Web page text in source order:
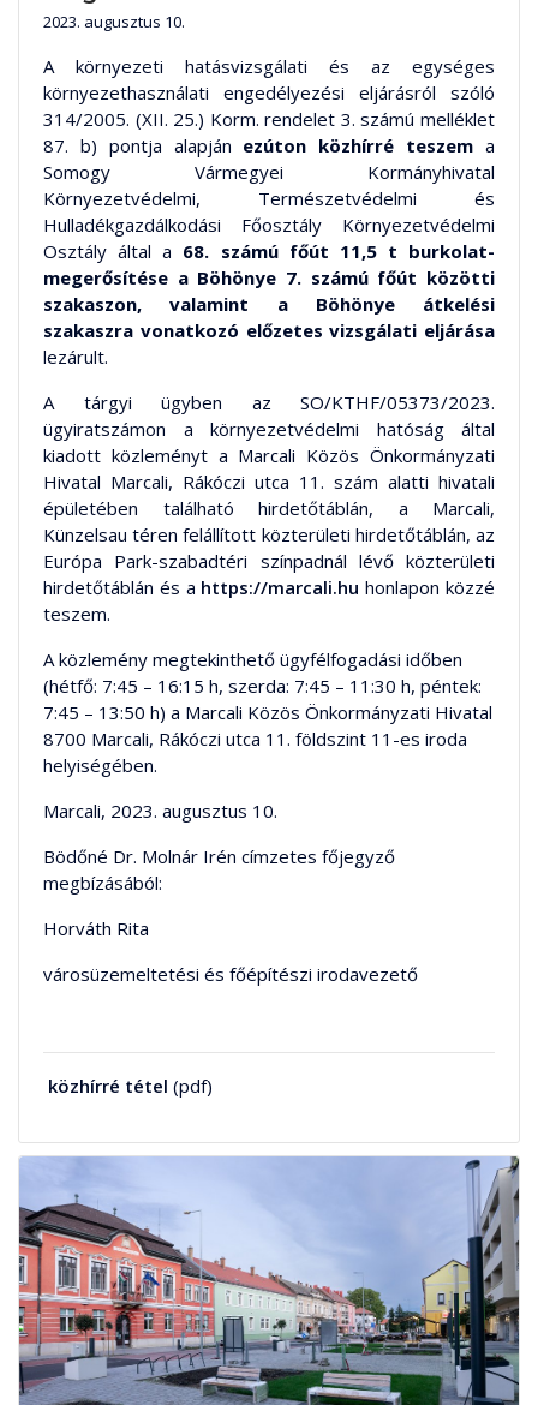
2023. augusztus 10.
A környezeti hatásvizsgálati és az egységes
környezethasználati engedélyezési eljárásról szóló
314/2005. (XII. 25.) Korm. rendelet 3. számú melléklet
87. b) pontja alapján ezúton közhírré teszem a
Somogy Vármegyei Kormányhivatal
Környezetvédelmi, Természetvédelmi és
Hulladékgazdálkodási Főosztály Környezetvédelmi
Osztály által a 68. számú főút 11,5 t burkolat-
megerősítése a Böhönye 7. számú főút közötti
szakaszon, valamint a Böhönye átkelési
szakaszra vonatkozó előzetes vizsgálati eljárása
lezárult.
A tárgyi ügyben az SO/KTHF/05373/2023.
ügyiratszámon a környezetvédelmi hatóság által
kiadott közleményt a Marcali Közös Önkormányzati
Hivatal Marcali, Rákóczi utca 11. szám alatti hivatali
épületében található hirdetőtáblán, a Marcali,
Künzelsau téren felállított közterületi hirdetőtáblán, az
Európa Park-szabadtéri színpadnál lévő közterületi
hirdetőtáblán és a https://marcali.hu honlapon közzé
teszem.
A közlemény megtekinthető ügyfélfogadási időben
(hétfő: 7:45 – 16:15 h, szerda: 7:45 – 11:30 h, péntek:
7:45 – 13:50 h) a Marcali Közös Önkormányzati Hivatal
8700 Marcali, Rákóczi utca 11. földszint 11-es iroda
helyiségében.
Marcali, 2023. augusztus 10.
Bödőné Dr. Molnár Irén címzetes főjegyző
megbízásából:
Horváth Rita
városüzemeltetési és főépítészi irodavezető
közhírré tétel (pdf)